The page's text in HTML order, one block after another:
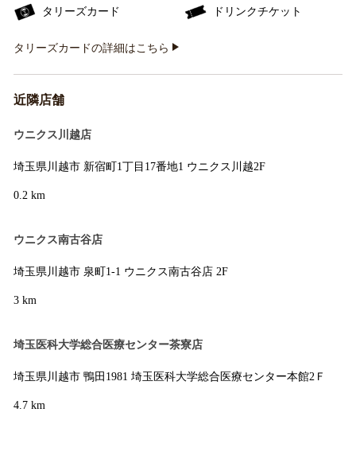
タリーズカード ドリンクチケット
タリーズカードの詳細はこちら
近隣店舗
ウニクス川越店
埼玉県川越市 新宿町1丁目17番地1 ウニクス川越2F
0.2 km
ウニクス南古谷店
埼玉県川越市 泉町1-1 ウニクス南古谷店 2F
3 km
埼玉医科大学総合医療センター茶寮店
埼玉県川越市 鴨田1981 埼玉医科大学総合医療センター本館2Ｆ
4.7 km